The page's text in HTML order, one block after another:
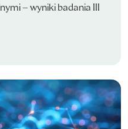
– wyniki badania III